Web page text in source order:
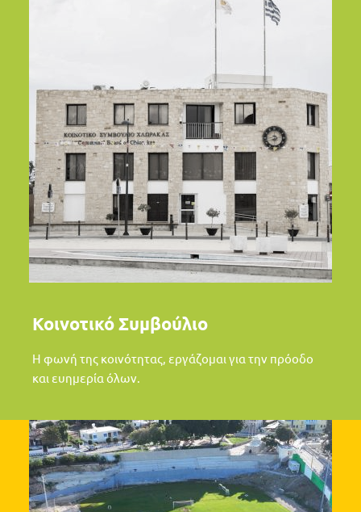
Κοινοτικό Συμβούλιο
Η φωνή της κοινότητας, εργάζομαι για την πρόοδο
και ευημερία όλων.